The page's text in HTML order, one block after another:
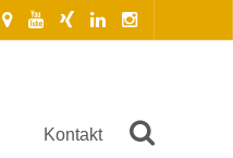
Kontakt